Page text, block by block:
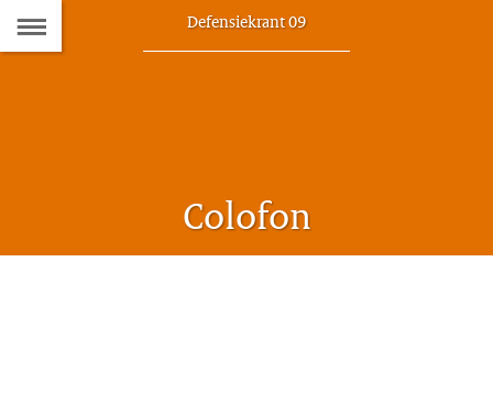
Dit
artikel
Defensiekrant 09
Colofon
de